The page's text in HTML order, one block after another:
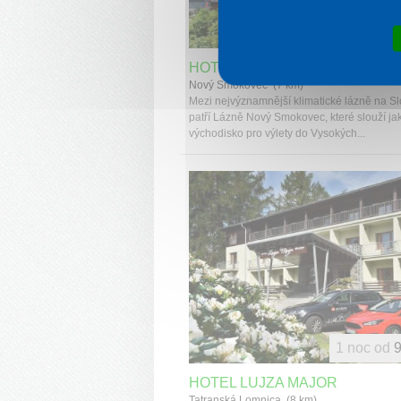
HOTELY PALACE GRAND 1 A 2
Nový Smokovec (7 km)
Mezi nejvýznamnější klimatické lázně na
patří Lázně Nový Smokovec, které slouží
východisko pro výlety do Vysokých...
1
HOTEL LUJZA MAJOR
1 noc od